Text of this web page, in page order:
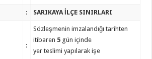
: SARIKAYA İLÇE SINIRLARI
:
Sözleşmenin imzalandığı tarihten
itibaren 5 gün içinde
yer teslimi yapılarak işe